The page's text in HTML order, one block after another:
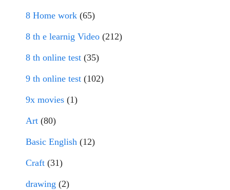
8 Home work (65)
8 th e learnig Video (212)
8 th online test (35)
9 th online test (102)
9x movies (1)
Art (80)
Basic English (12)
Craft (31)
drawing (2)